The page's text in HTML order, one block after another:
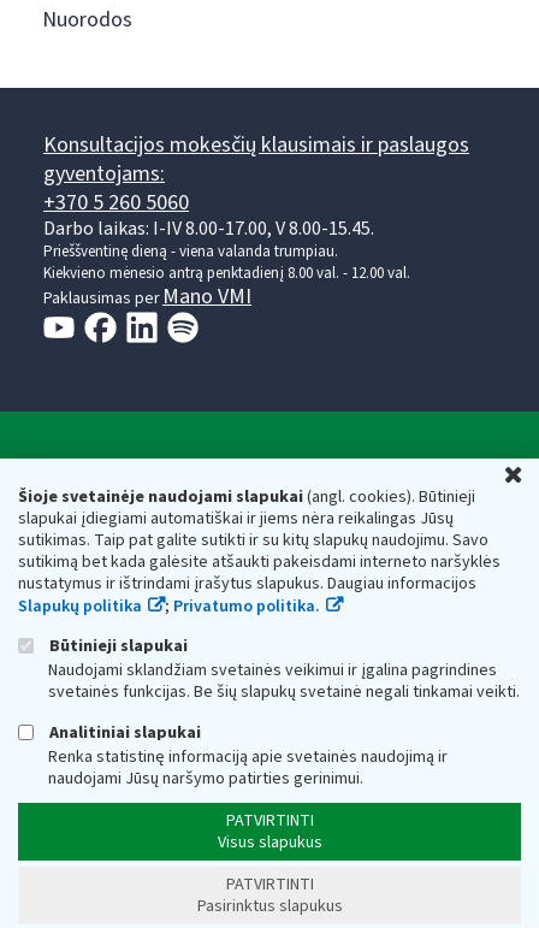
Šioje svetainėje naudojami slapukai(angl. cookies). Būtinieji
slapukai įdiegiami automatiškai ir jiems nėra reikalingas Jūsų
sutikimas. Taip pat galite sutikti ir su kitų slapukų naudojimu. Savo
sutikimą bet kada galėsite atšaukti pakeisdami interneto naršyklės
nustatymus ir ištrindami įrašytus slapukus. Daugiau informacijos
Slapukų politika
; Privatumo politika.
Būtinieji slapukai
Naudojami sklandžiam svetainės veikimui ir įgalina pagrindines
svetainės funkcijas. Be šių slapukų svetainė negali tinkamai veikti.
Analitiniai slapukai
Renka statistinę informaciją apie svetainės naudojimą ir
naudojami Jūsų naršymo patirties gerinimui.
PATVIRTINTI
Visus slapukus
PATVIRTINTI
Pasirinktus slapukus
Nuorodos
Konsultacijos mokesčių klausimais ir paslaugos
gyventojams:
+370 5 260 5060
Darbo laikas: I-IV 8.00-17.00, V 8.00-15.45.
Prieššventinę dieną - viena valanda trumpiau.
Kiekvieno mėnesio antrą penktadienį 8.00 val. - 12.00 val.
Paklausimas per Mano VMI
Respublikos finansų ministerijos
Biudžetinė įstaiga. Juridinio asmens kodas — 188659752,
adresas: Vasario 16-osios g. 14, 01107 Vilnius, Lietuva, el.paštas:
vmi@vmi.lt, E. pristatymo dėžutės adresas 188659752
Duomenys apie Valstybinę mokesčių inspekciją prie Lietuvos
Respublikos finansų ministerijos kaupiami ir saugomi Juridinių